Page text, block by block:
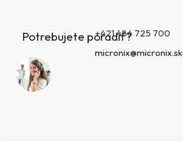
Potrebujete poradiť?+421 484 725 700
micronix@micronix.sk